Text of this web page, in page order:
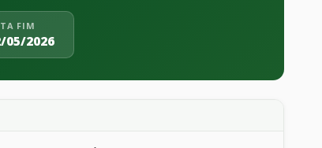
FIM
05/2026